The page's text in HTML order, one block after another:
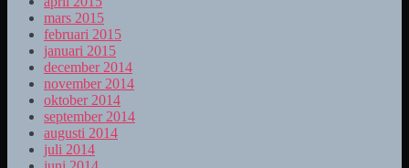
mars 2015
februari 2015
januari 2015
december 2014
november 2014
oktober 2014
september 2014
augusti 2014
juli 2014